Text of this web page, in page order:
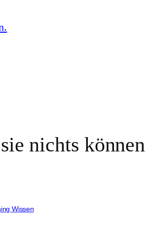
nichts können
Wissen